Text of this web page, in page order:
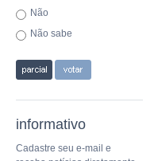
Não
Não sabe
informativo
Cadastre seu e-mail e